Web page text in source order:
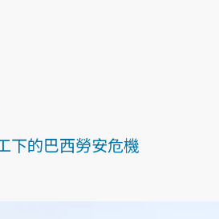
下的巴西勞安危機